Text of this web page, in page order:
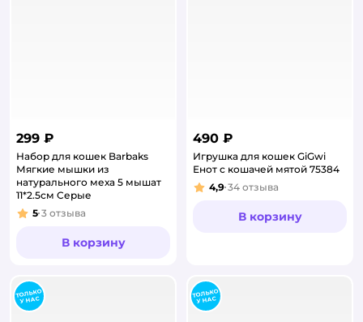
299 ₽
Набор для кошек Barbaks
Мягкие мышки из
натурального меха 5 мышат
11*2.5см Серые
Рейтинг:
5 3 отзыва
В корзину
490 ₽
Игрушка для кошек GiGwi
Енот с кошачей мятой 75384
Рейтинг:
4,9 34 отзыва
В корзину